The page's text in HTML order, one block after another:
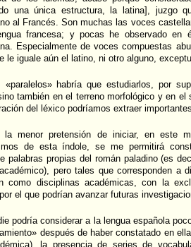
una única estructura, la latina], juzgo
al Francés. Son muchas las voces
francesa; y pocas he observado en
Especialmente de voces compuestas
le iguale aún el latino, ni otro alguno,
«paralelos» habría que estudiarlos, por
también en el terreno morfológico y en
del léxico podríamos extraer
la menor pretensión de iniciar, en este
de esta índole, se me permitirá
palabras propias del román paladino (es
pero tales que corresponden a
como disciplinas académicas, con la
el que podrían avanzar futuras
podría considerar a la lengua española
después de haber constatado en
la presencia de series de